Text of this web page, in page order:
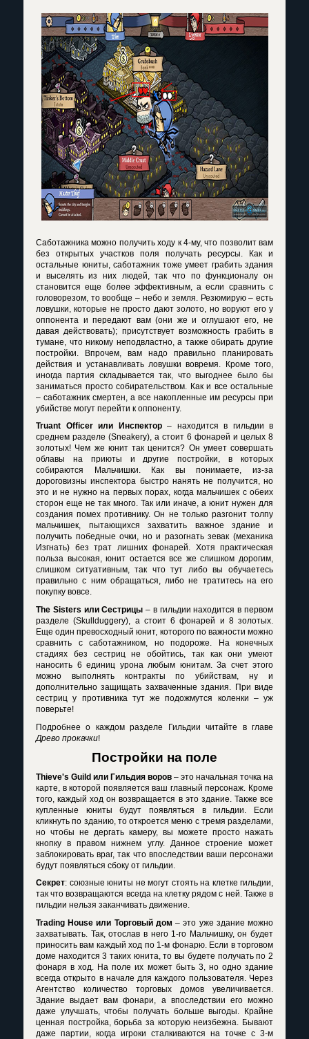
Саботажника можно получить ходу к 4-му, что позволит вам
без открытых участков поля получать ресурсы. Как и
остальные юниты, саботажник тоже умеет грабить здания
и выселять из них людей, так что по функционалу он
становится еще более эффективным, а если сравнить с
головорезом, то вообще – небо и земля. Резюмирую – есть
ловушки, которые не просто дают золото, но воруют его у
оппонента и передают вам (они же и оглушают его, не
давая действовать); присутствует возможность грабить в
тумане, что никому неподвластно, а также обирать другие
постройки. Впрочем, вам надо правильно планировать
действия и устанавливать ловушки вовремя. Кроме того,
иногда партия складывается так, что выгоднее было бы
заниматься просто собирательством. Как и все остальные
– саботажник смертен, а все накопленные им ресурсы при
убийстве могут перейти к оппоненту.
Truant Officerили Инспектор– находится в гильдии в
среднем разделе (Sneakery), а стоит 6 фонарей и целых 8
золотых! Чем же юнит так ценится? Он умеет совершать
облавы на приюты и другие постройки, в которых
собираются Мальчишки. Как вы понимаете, из-за
дороговизны инспектора быстро нанять не получится, но
это и не нужно на первых порах, когда мальчишек с обеих
сторон еще не так много. Так или иначе, а юнит нужен для
создания помех противнику. Он не только разгонит толпу
мальчишек, пытающихся захватить важное здание и
получить победные очки, но и разогнать зевак (механика
Изгнать) без трат лишних фонарей. Хотя практическая
польза высокая, юнит остается все же слишком дорогим,
слишком ситуативным, так что тут либо вы обучаетесь
правильно с ним обращаться, либо не тратитесь на его
покупку вовсе.
The Sisters или Сестрицы – в гильдии находится в первом
разделе (Skullduggery), а стоит 6 фонарей и 8 золотых.
Еще один превосходный юнит, которого по важности можно
сравнить с саботажником, но подороже. На конечных
стадиях без сестриц не обойтись, так как они умеют
наносить 6 единиц урона любым юнитам. За счет этого
можно выполнять контракты по убийствам, ну и
дополнительно защищать захваченные здания. При виде
сестриц у противника тут же подожмутся коленки – уж
поверьте!
Подробнее о каждом разделе Гильдии читайте в главе
Древо прокачки!
Постройки на поле
Thieve's Guild или Гильдия воров – это начальная точка на
карте, в которой появляется ваш главный персонаж. Кроме
того, каждый ход он возвращается в это здание. Также все
купленные юниты будут появляться в гильдии. Если
кликнуть по зданию, то откроется меню с тремя разделами,
но чтобы не дергать камеру, вы можете просто нажать
кнопку в правом нижнем углу. Данное строение может
заблокировать враг, так что впоследствии ваши персонажи
будут появляться сбоку от гильдии.
Секрет: союзные юниты не могут стоять на клетке гильдии,
так что возвращаются всегда на клетку рядом с ней. Также в
гильдии нельзя заканчивать движение.
Trading House или Торговый дом – это уже здание можно
захватывать. Так, отослав в него 1-го Мальчишку, он будет
приносить вам каждый ход по 1-м фонарю. Если в торговом
доме находится 3 таких юнита, то вы будете получать по 2
фонаря в ход. На поле их может быть 3, но одно здание
всегда открыто в начале для каждого пользователя. Через
Агентство количество торговых домов увеличивается.
Здание выдает вам фонари, а впоследствии его можно
даже улучшать, чтобы получать больше выгоды. Крайне
ценная постройка, борьба за которую неизбежна. Бывают
даже партии, когда игроки сталкиваются на точке с 3-м